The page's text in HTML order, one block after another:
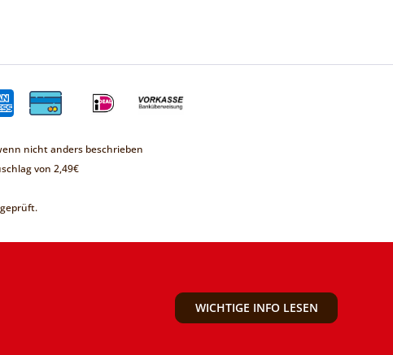
WICHTIGE INFO LESEN
nicht anders beschrieben
von 2,49€